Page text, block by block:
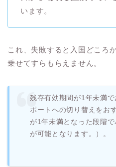
います。
これ、失敗すると入国どころ
乗せてすらもらえません。
残存有効期間が1年未満
ポートへの切り替えをお
が1年未満となった段階
が可能となります。）。